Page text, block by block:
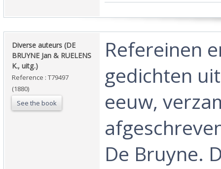
‎Diverse auteurs (DE
BRUYNE Jan & RUELENS
K., uitg.)‎
Reference : T79497
(1880)
See the book
‎Refereinen
gedichten
eeuw,
De Bruyne.